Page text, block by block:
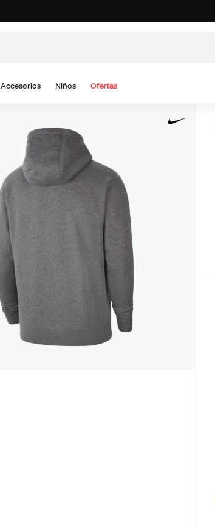
Accesorios Niños Ofertas